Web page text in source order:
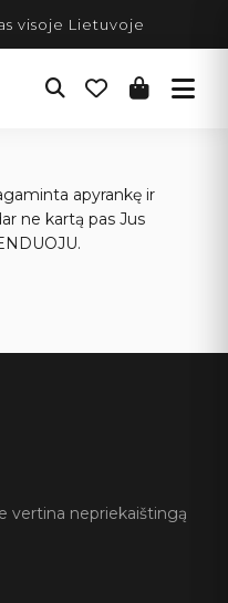
visoje Lietuvoje
apyrankę ir
ne kartą pas Jus
vertina nepriekaištingą